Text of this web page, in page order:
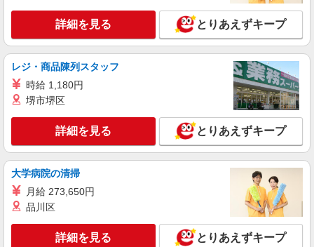
キープ 詳細を見る
派遣社員
株式会社kotrio /●UT-H-1905882
大田原市▼綺麗なサ高住で生活ケア▼清掃やフ
時給1500円〜2125円 ＜日払い有/週払い有/交
通費全支給(ガソリン代含む)＞
大田原市
キープ 詳細を見る
株式会社kotrio /●UT-H-2067383
詳細を見る とりあえずキープ
レジ・商品陳列スタッフ
時給 1,180円
堺市堺区
詳細を見る とりあえずキープ
大学病院の清掃
月給 273,650円
品川区
詳細を見る とりあえずキープ